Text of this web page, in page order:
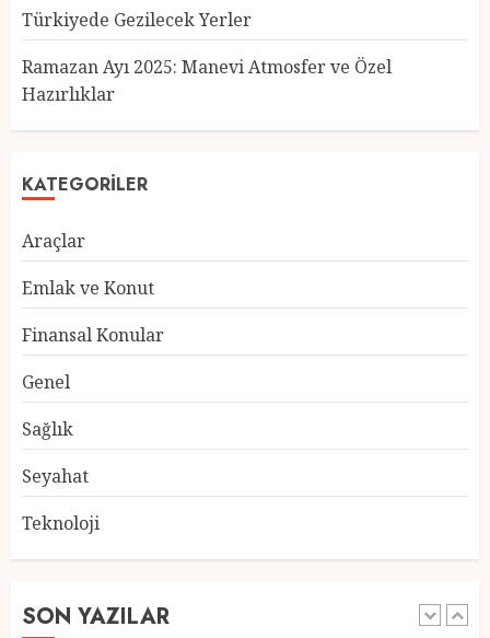
Türkiyede Gezilecek Yerler
Ramazan Ayı 2025: Manevi Atmosfer ve Özel
Hazırlıklar
KATEGORILER
Araçlar
Emlak ve Konut
Finansal Konular
Genel
Sağlık
Seyahat
Teknoloji
SON YAZILAR
Türkiye’nin En Güzel Kedileri
Seçildi
12 MART 2025
4
5
1
2025 En İyi Yaz Tatilleri